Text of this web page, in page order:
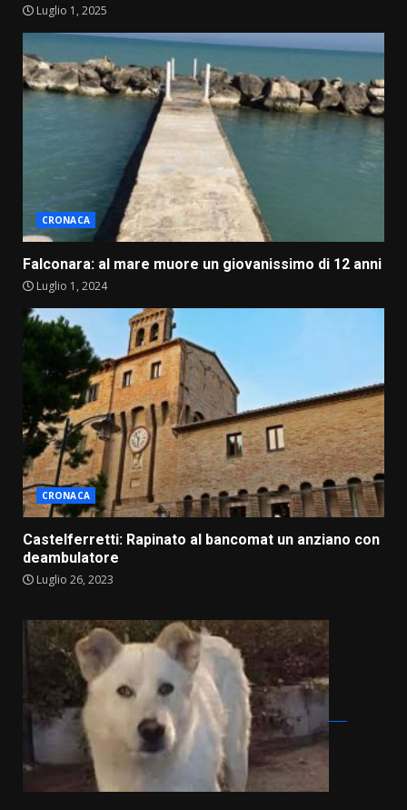
Luglio 1, 2025
CRONACA
Falconara: al mare muore un giovanissimo di 12 anni
Luglio 1, 2024
CRONACA
Castelferretti: Rapinato al bancomat un anziano con
deambulatore
Luglio 26, 2023